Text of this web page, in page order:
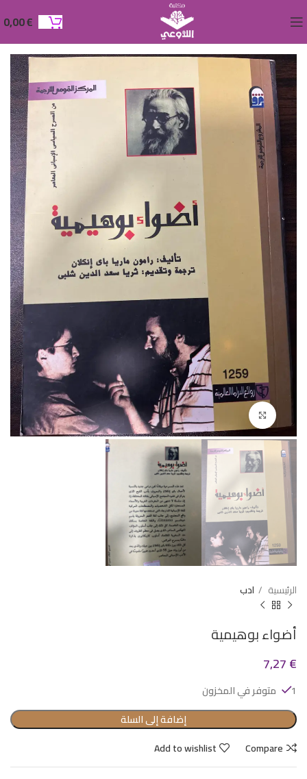
0,00€
Click to enlarge
الرئيسية ادب
أضواء بوهيمية
7,27€
1 متوفر في المخزون
إضافة إلى السلة
Compare
Add to wishlist